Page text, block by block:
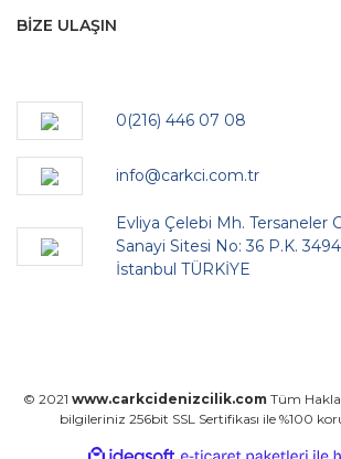
BİZE ULAŞIN
0(216) 446 07 08
info@carkci.com.tr
Evliya Çelebi Mh. Tersaneler
Sanayi Sitesi No: 36 P.K.
İstanbul TÜRKİYE
© 2021 www.carkcidenizcilik.com Tüm
bilgileriniz 256bit SSL Sertifikası ile %100